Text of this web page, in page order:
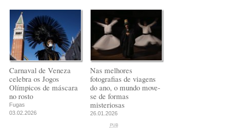
Carnaval de Veneza
celebra os Jogos
Olímpicos de máscara
no rosto
Fugas
03.02.2026
Nas melhores
fotografias de viagens
do ano, o mundo move-
se de formas
misteriosas
26.01.2026
PUB